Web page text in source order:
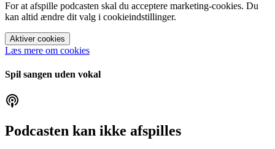
For at afspille podcasten skal du acceptere marketing-cookies. Du
kan altid ændre dit valg i cookieindstillinger.
Aktiver cookies
Læs mere om cookies
Spil sangen uden vokal
Podcasten kan ikke afspilles